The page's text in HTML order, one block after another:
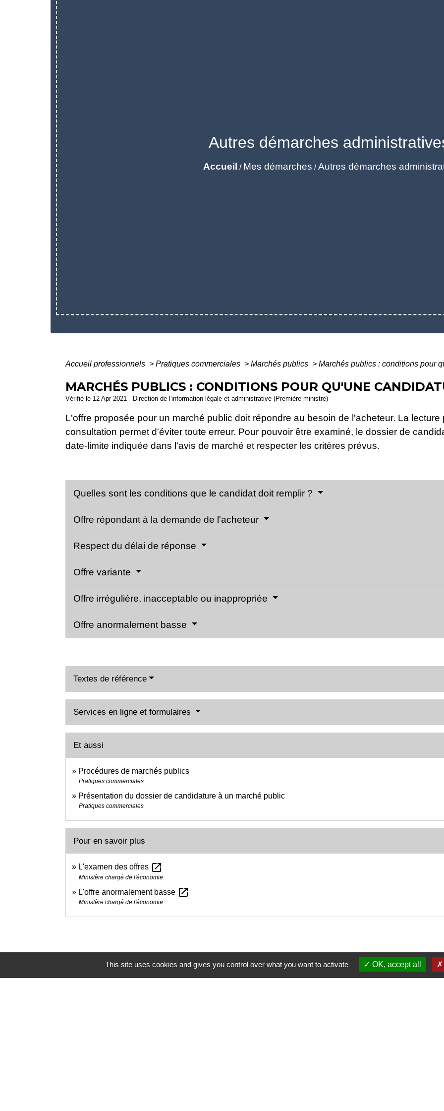
Autres démarches
Accueil / Mes démarches /Autres démarches
Accueil professionnels > Pratiques commerciales > Marchés publics > Marchés publics : conditions pour
MARCHÉS PUBLICS : CONDITIONS POUR QU'UNE
Vérifié le 12 Apr 2021 - Direction de l'information légale et administrative (Première ministre)
L'offre proposée pour un marché public doit répondre au besoin de l'acheteur. La
consultation permet d'éviter toute erreur. Pour pouvoir être examiné, le dossier de
date-limite indiquée dans l'avis de marché et respecter les critères prévus.
Quelles sont les conditions que le candidat doit remplir ?
Offre répondant à la demande de l'acheteur
Respect du délai de réponse
Offre variante
Offre irrégulière, inacceptable ou inappropriée
Offre anormalement basse
Textes de référence
Services en ligne et formulaires
Et aussi
Procédures de marchés publics
Pratiques commerciales
Présentation du dossier de candidature à un marché public
Pratiques commerciales
Pour en savoir plus
L'examen des offres open_in_new
Ministère chargé de l'économie
L'offre anormalement basse open_in_new
Ministère chargé de l'économie
This site uses cookies and gives you control over what you want to activate OK, accept all